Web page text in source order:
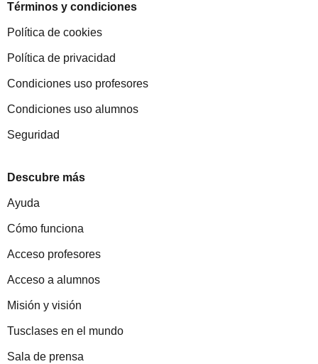
Términos y condiciones
Política de cookies
Política de privacidad
Condiciones uso profesores
Condiciones uso alumnos
Seguridad
Descubre más
Ayuda
Cómo funciona
Acceso profesores
Acceso a alumnos
Misión y visión
Tusclases en el mundo
Sala de prensa